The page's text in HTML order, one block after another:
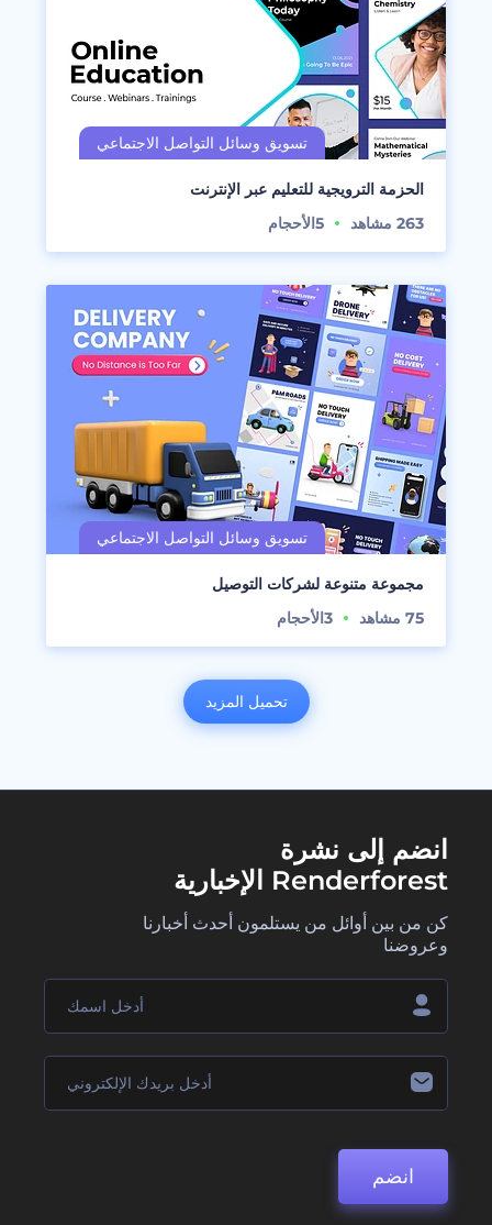
الحزمة الترويجية للتعليم عبر الإنترنت
263 مشاهد 5الأحجام
مجموعة متنوعة لشركات التوصيل
75 مشاهد 3الأحجام
تحميل المزيد
انضم إلى نشرة
Renderforest الإخبارية
كن من بين أوائل من يستلمون أحدث أخبارنا
وعروضنا
انضم